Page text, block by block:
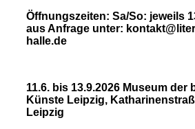
Öffnungszeiten: Sa/So: jeweils
aus Anfrage unter:
halle.de
11.6. bis 13.9.2026 Museum der
Künste Leipzig,
Leipzig